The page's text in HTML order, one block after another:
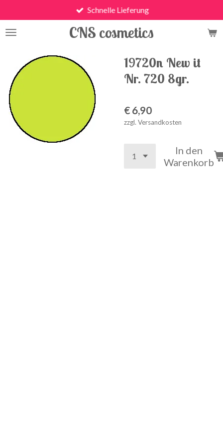
Hauptinhalt
springen
CNS cosmetics
Schnelle Lieferung
19720n New it
Nr. 720 8gr.
€ 6,90
zzgl. Versandkosten
In den
Warenkorb